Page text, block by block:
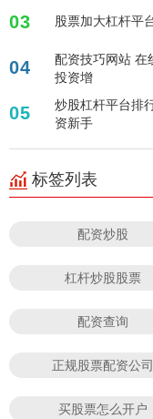
03 股票加大杠杆平
04
配资技巧网站 在
投资增
05
炒股杠杆平台排
资新手
标签列表
配资炒股
杠杆炒股股票
配资查询
正规股票配资公司
买股票怎么开户